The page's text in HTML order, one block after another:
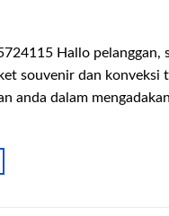
Hallo pelanggan,
souvenir dan konveksi
anda dalam